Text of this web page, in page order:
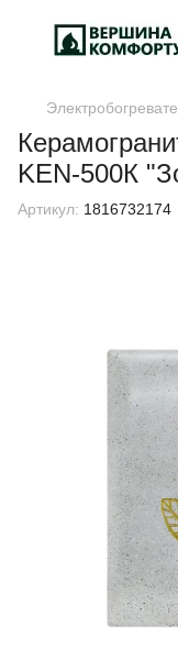
KEN-500К
Артикул: 1816732174